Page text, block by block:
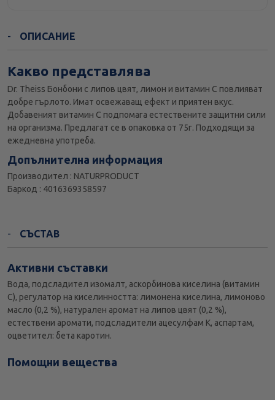
ОПИСАНИЕ
Какво представлява
Dr. Theiss Бонбони с липов цвят, лимон и витамин С повлияват
добре гърлото. Имат освежаващ ефект и приятен вкус.
Добавеният витамин C подпомага естествените защитни сили
на организма. Предлагат се в опаковка от 75г. Подходящи за
ежедневна употреба.
Допълнителна информация
Производител : NATURPRODUCT
Баркод : 4016369358597
СЪСТАВ
Активни съставки
Вода, подсладител изомалт, аскорбинова киселина (витамин
С), регулатор на киселинността: лимонена киселина, лимоново
масло (0,2 %), натурален аромат на липов цвят (0,2 %),
естествени аромати, подсладители ацесулфам К, аспартам,
оцветител: бета каротин.
Помощни вещества